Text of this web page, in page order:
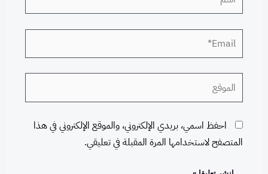
Email*
الموقع
احفظ اسمي، بريدي الإلكتروني، والموقع الإلكتروني في هذا
المتصفح لاستخدامها المرة المقبلة في تعليقي.